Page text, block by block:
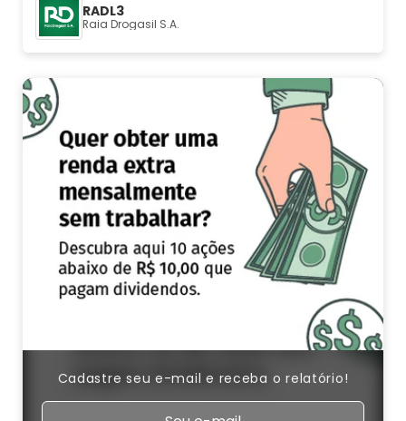
RADL3
Raia Drogasil S.A.
Cadastre seu e-mail e receba o relatório!